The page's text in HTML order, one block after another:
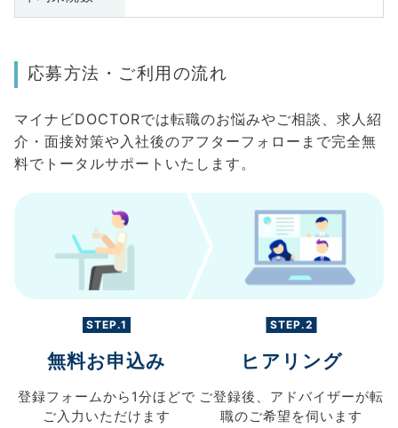
応募方法・ご利用の流れ
マイナビDOCTORでは転職のお悩みやご相談、求人紹
介・面接対策や入社後のアフターフォローまで完全無
料でトータルサポートいたします。
STEP.1
無料お申込み
登録フォームから 1分ほどで
ご入力 いただけます
STEP.2
ヒアリング
ご登録後、 アドバイザーが転
職のご希望を伺います